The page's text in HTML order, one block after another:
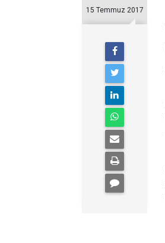
15 Temmuz 2017